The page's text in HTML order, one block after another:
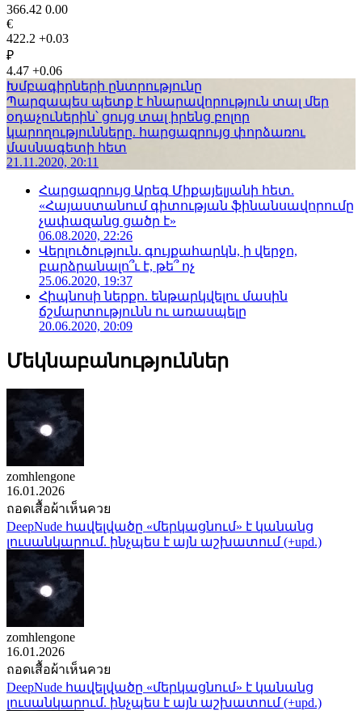
366.42 0.00
€
422.2 +0.03
₽
4.47 +0.06
Խմբագիրների ընտրությունը
Պարզապես պետք է հնարավորություն տալ մեր
օդաչուներին՝ ցույց տալ իրենց բոլոր
կարողությունները. հարցազրույց փորձառու
մասնագետի հետ
21.11.2020, 20:11
Հարցազրույց Արեգ Միքայելյանի հետ.
«Հայաստանում գիտության ֆինանսավորումը
չափազանց ցածր է»
06.08.2020, 22:26
Վերլուծություն. գույքահարկն, ի վերջո,
բարձրանալո՞ւ է, թե՞ ոչ
25.06.2020, 19:37
Հիպնոսի ներքո. ենթարկվելու մասին
ճշմարտությունն ու առասպելը
20.06.2020, 20:09
Մեկնաբանություններ
zomhlengone
16.01.2026
ถอดเสื้อผ้าเห็นควย
DeepNude հավելվածը «մերկացնում» է կանանց
լուսանկարում. ինչպես է այն աշխատում (+upd.)
zomhlengone
16.01.2026
ถอดเสื้อผ้าเห็นควย
DeepNude հավելվածը «մերկացնում» է կանանց
լուսանկարում. ինչպես է այն աշխատում (+upd.)